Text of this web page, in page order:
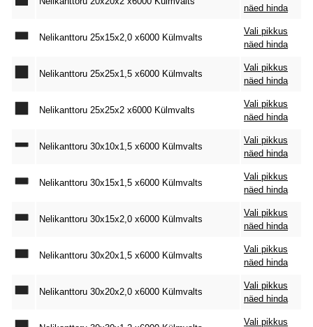
näed hinda
Nelikanttoru 25x15x2,0 x6000 Külmvalts
Vali pikkus
näed hinda
Nelikanttoru 25x25x1,5 x6000 Külmvalts
Vali pikkus
näed hinda
Nelikanttoru 25x25x2 x6000 Külmvalts
Vali pikkus
näed hinda
Nelikanttoru 30x10x1,5 x6000 Külmvalts
Vali pikkus
näed hinda
Nelikanttoru 30x15x1,5 x6000 Külmvalts
Vali pikkus
näed hinda
Nelikanttoru 30x15x2,0 x6000 Külmvalts
Vali pikkus
näed hinda
Nelikanttoru 30x20x1,5 x6000 Külmvalts
Vali pikkus
näed hinda
Nelikanttoru 30x20x2,0 x6000 Külmvalts
Vali pikkus
näed hinda
Vali pikkus